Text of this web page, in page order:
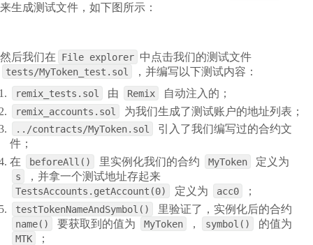
来生成测试文件，如下图所示：
然后我们在 File explorer 中点击我们的测试文件
tests/MyToken_test.sol ，并编写以下测试内容：
remix_tests.sol 由 Remix 自动注入的；
remix_accounts.sol 为我们生成了测试账户的地址列表；
../contracts/MyToken.sol
引入了我们编写过的合约文
件；
在
beforeAll() 里实例化我们的合约 MyToken 定义为
s ，并拿一个测试地址存起来
TestsAccounts.getAccount(0) 定义为 acc0 ；
testTokenNameAndSymbol() 里验证了，实例化后的合约
name() 要获取到的值为 MyToken ， symbol() 的值为
MTK
；